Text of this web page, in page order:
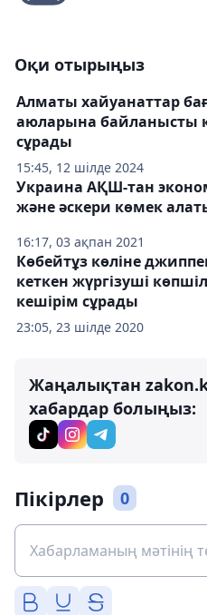
Оқи отырыңыз
15:45, 12 шілде 2024
Алматы хайуанаттар
аюларына байланысты
сұрады
16:17, 03 ақпан 2021
Украина АҚШ-тан
және әскери көмек
23:05, 23 шілде 2020
Көбейтұз көліне
кеткен жүргізуші
кешірім сұрады
Жаңалықтан
хабардар болыңыз:
Пікірлер 0